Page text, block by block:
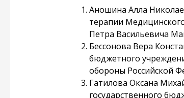
Аношина Алла
терапии
Петра Васильевича
Бессонова Вера
бюджетного
обороны Российской
Гатилова Оксана
государственного